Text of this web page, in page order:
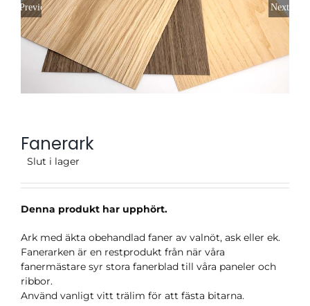
Previous Next
Fanerark
Slut i lager
Denna produkt har upphört.
Ark med äkta obehandlad faner av valnöt, ask eller ek.
Fanerarken är en restprodukt från när våra
fanermästare syr stora fanerblad till våra paneler och
ribbor.
Använd vanligt vitt trälim för att fästa bitarna.